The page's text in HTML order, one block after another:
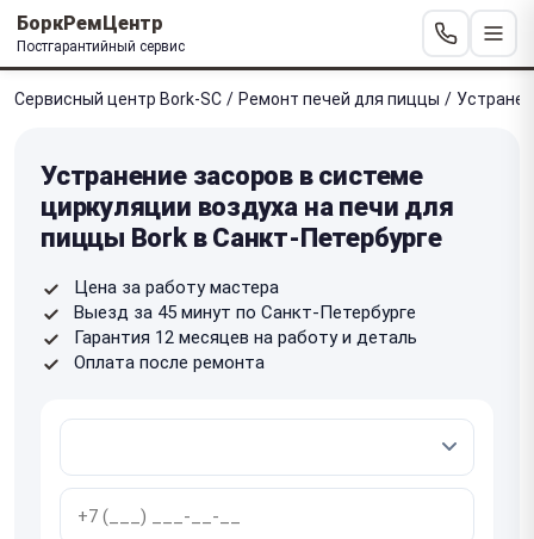
БоркРемЦентр
Постгарантийный сервис
Сервисный центр Bork-SC / Ремонт печей для пиццы /
Устранение засоров в системе
циркуляции воздуха на печи для
пиццы Bork в Санкт-Петербурге
Цена за работу мастера
Выезд за 45 минут по Санкт-Петербурге
Гарантия 12 месяцев на работу и деталь
Оплата после ремонта